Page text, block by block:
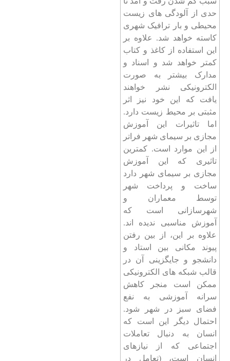
حدی از آلودگی های زیست
محیطی و بار ترافیک شهری
کاسته خواهد شد. علاوه بر
این استفاده از کاغذ و کتاب
کمتر خواهد شد و اسناد و
مدارک بیشتر به صورت
الکترونیکی نشر خواهند
یافت که این خود نیز اثر
مثبتی بر محیط زیست دارد.
اما تاثیرات این آموزش
مجازی بر سیمای شهر فراتر
از این موارد است. کمترین
تاثیری که این آموزش
مجازی بر سیمای شهر دارد
ساخت و پرداخت شهر
توسط معماران و
شهرسازانی است که
آموزش مناسبی ندیده اند.
علاوه بر این، از بین رفتن
پیوند مکانی بین استاد و
دانشجو و جایگزینی آن در
قالب شبکه های الکترونیکی
ممکن است منجر کاهش
سرانه آموزشی به نفع
فضای سبز در شهر شود.
احتمال دیگر این است که
انسان به دنبال تعاملات
اجتماعی که از نیازهای
انسان است، (تعامل در